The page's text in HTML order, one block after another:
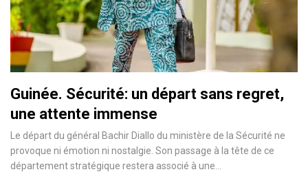
Guinée. Sécurité: un départ sans regrеt,
unе attente immense
Le départ du général Bachir Diallo du ministère de la Sécurité ne
provoque ni émotion ni nostalgie. Son passage à la tête de ce
département stratégique restera associé à une…